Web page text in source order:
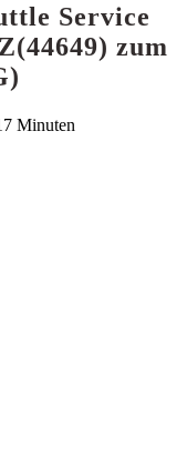
Service
zum
Minuten